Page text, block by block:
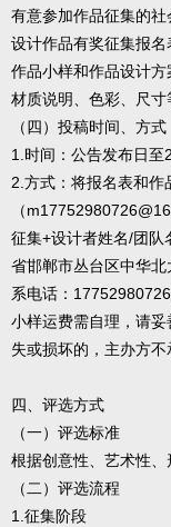
有意参加作品征集的社
设计作品有奖征集报名
作品小样和作品设计方
材质说明、色彩、尺寸
（四）投稿时间、方式
1.时间：公告发布日至
2.方式：将报名表和
（
征集+设计者姓名/团队
省邯郸市丛台区中华
系电话：
小样运费需自理，请
失或损坏的，主办方不
四、评选方式
（一）评选标准
根据创意性、艺术性、
（二）评选流程
1.征集阶段